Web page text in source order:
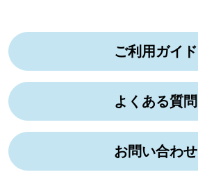
ご利用ガイド
よくある質問
お問い合わせ